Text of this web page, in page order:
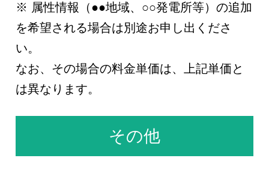
※ 属性情報（●●地域、○○発電所等）の追加
を希望される場合は別途お申し出くださ
い。
なお、その場合の料金単価は、上記単価と
は異なります。
その他